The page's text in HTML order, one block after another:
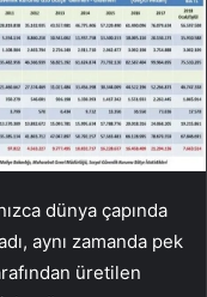
dünya çapında
aynı zamanda pek
üretilen